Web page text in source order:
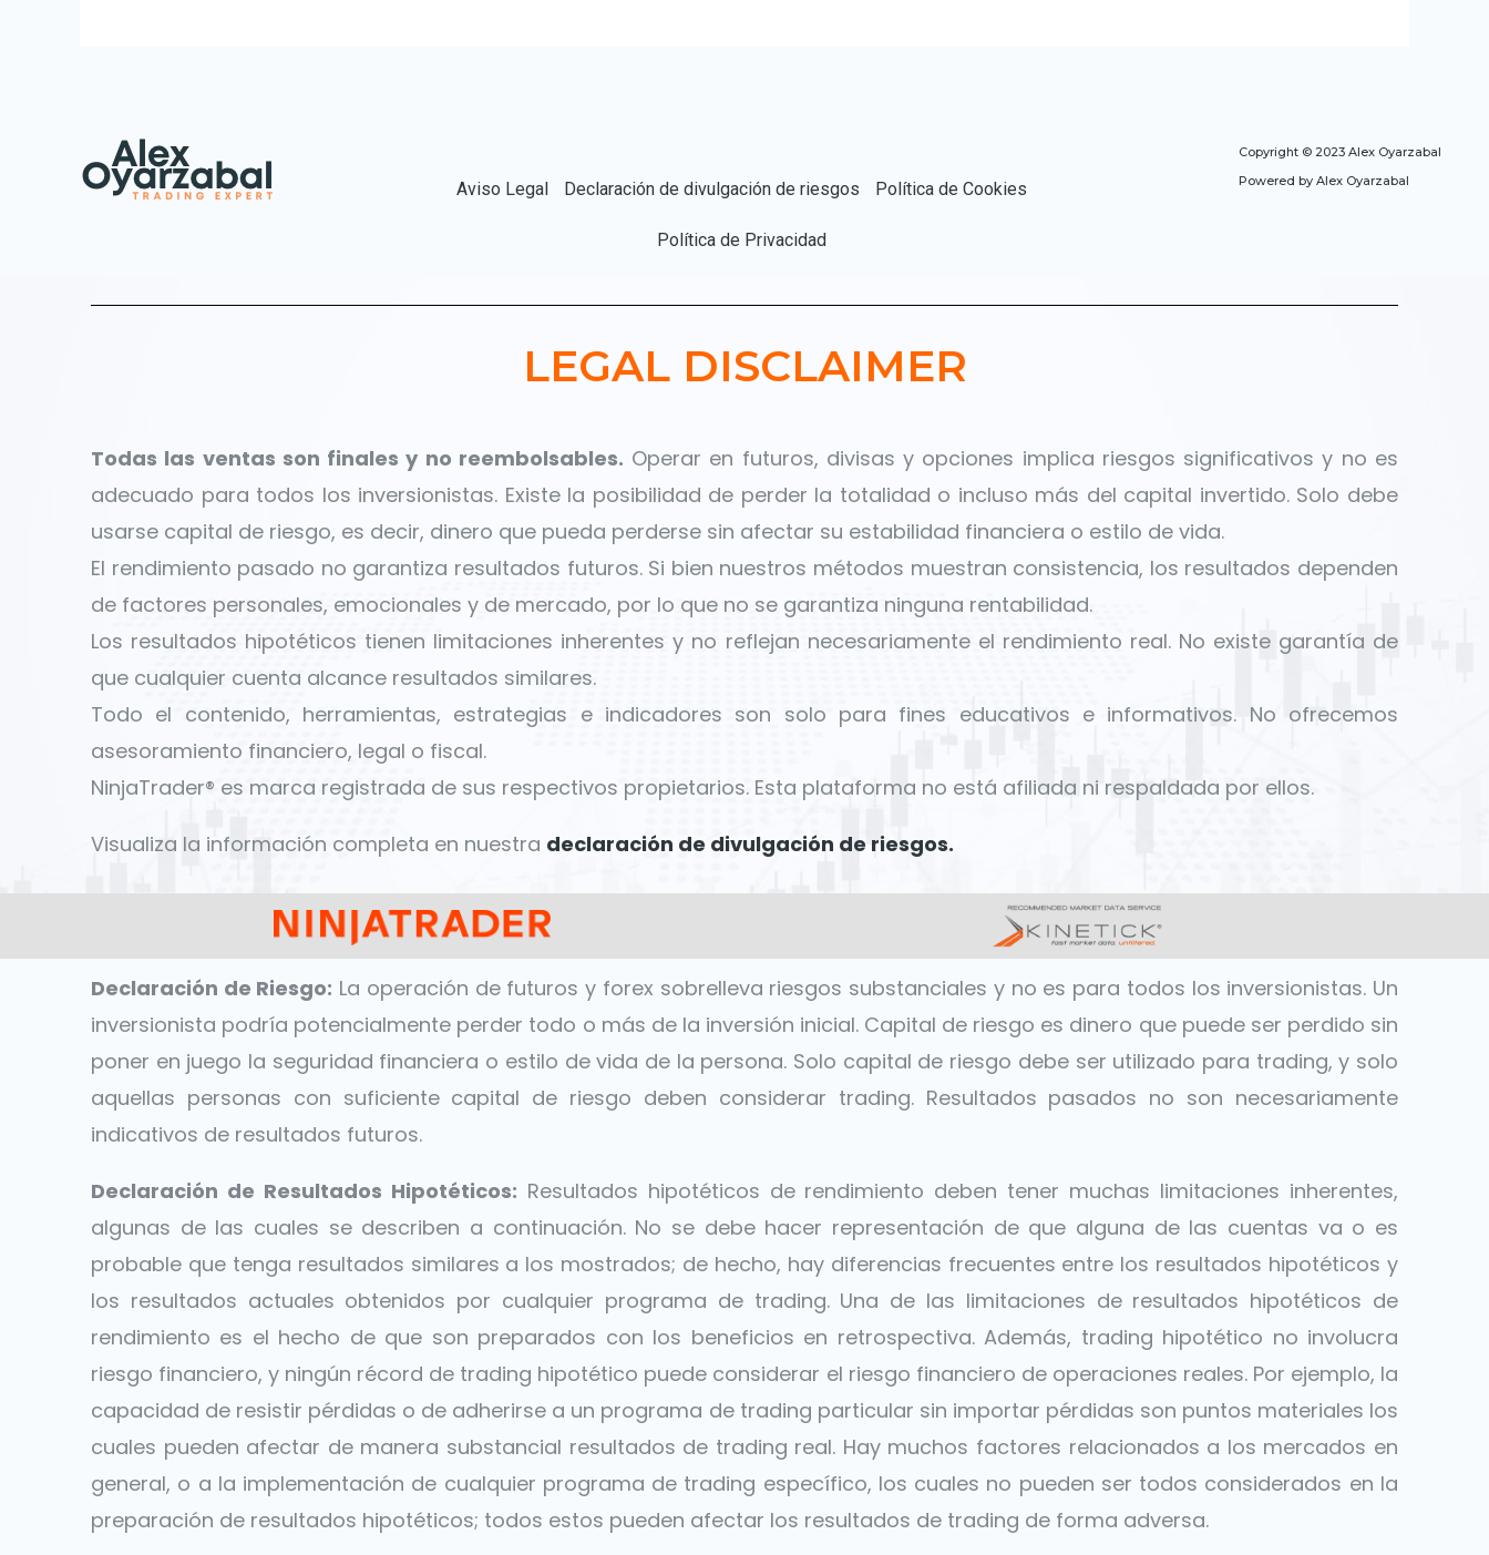
Aviso Legal Declaración de divulgación de riesgos Política de Cookies
Política de Privacidad
Copyright ©2023 Alex Oyarzabal
Powered by Alex Oyarzabal
LEGAL DISCLAIMER
Todas las ventas son finales y no reembolsables. Operar en futuros, divisas y opciones implica riesgos significativos y no es
adecuado para todos los inversionistas. Existe la posibilidad de perder la totalidad o incluso más del capital invertido. Solo debe
usarse capital de riesgo, es decir, dinero que pueda perderse sin afectar su estabilidad financiera o estilo de vida.
El rendimiento pasado no garantiza resultados futuros. Si bien nuestros métodos muestran consistencia, los resultados dependen
de factores personales, emocionales y de mercado, por lo que no se garantiza ninguna rentabilidad.
Los resultados hipotéticos tienen limitaciones inherentes y no reflejan necesariamente el rendimiento real. No existe garantía de
que cualquier cuenta alcance resultados similares.
Todo el contenido, herramientas, estrategias e indicadores son solo para fines educativos e informativos. No ofrecemos
asesoramiento financiero, legal o fiscal.
NinjaTrader® es marca registrada de sus respectivos propietarios. Esta plataforma no está afiliada ni respaldada por ellos.
Visualiza la información completa en nuestra declaración de divulgación de riesgos.
Declaración de Riesgo: La operación de futuros y forex sobrelleva riesgos substanciales y no es para todos los inversionistas. Un
inversionista podría potencialmente perder todo o más de la inversión inicial. Capital de riesgo es dinero que puede ser perdido sin
poner en juego la seguridad financiera o estilo de vida de la persona. Solo capital de riesgo debe ser utilizado para trading, y solo
aquellas personas con suficiente capital de riesgo deben considerar trading. Resultados pasados no son necesariamente
indicativos de resultados futuros.
Declaración de Resultados Hipotéticos: Resultados hipotéticos de rendimiento deben tener muchas limitaciones inherentes,
algunas de las cuales se describen a continuación. No se debe hacer representación de que alguna de las cuentas va o es
probable que tenga resultados similares a los mostrados; de hecho, hay diferencias frecuentes entre los resultados hipotéticos y
los resultados actuales obtenidos por cualquier programa de trading. Una de las limitaciones de resultados hipotéticos de
rendimiento es el hecho de que son preparados con los beneficios en retrospectiva. Además, trading hipotético no involucra
riesgo financiero, y ningún récord de trading hipotético puede considerar el riesgo financiero de operaciones reales. Por ejemplo, la
capacidad de resistir pérdidas o de adherirse a un programa de trading particular sin importar pérdidas son puntos materiales los
cuales pueden afectar de manera substancial resultados de trading real. Hay muchos factores relacionados a los mercados en
general, o a la implementación de cualquier programa de trading específico, los cuales no pueden ser todos considerados en la
preparación de resultados hipotéticos; todos estos pueden afectar los resultados de trading de forma adversa.